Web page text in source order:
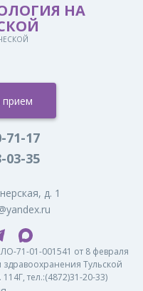
НА
прием
71-17
03-35
д. 1
71-01-001541 от 8 февраля
Тульской
тел.:(4872)31-20-33)